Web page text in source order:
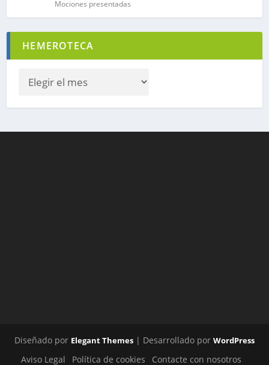
Mociones presentadas
HEMEROTECA
Diseñado por Elegant Themes | Desarrollado por WordPress
Aviso Legal Política de cookies Contacte con nosotros